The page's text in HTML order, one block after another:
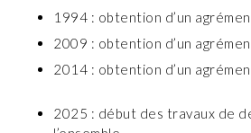
1994 : obtention d’un
2009 : obtention d’un
2014 : obtention d’un
2025 : début des travaux de